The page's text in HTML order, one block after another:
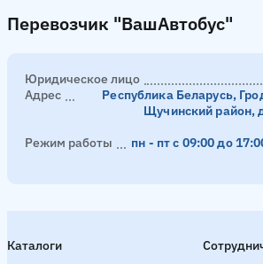
Перевозчик "ВашАвтобус"
Юридическое лицо
Адрес
Республика Беларусь,
Щучинский район,
Режим работы
пн - пт с 09:00 до
Каталоги